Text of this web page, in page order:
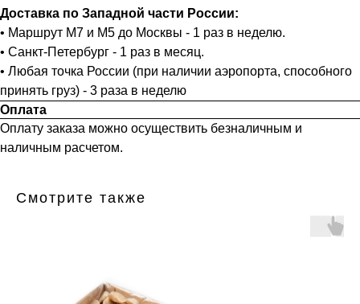
Доставка по Западной части России:
• Маршрут М7 и М5 до Москвы - 1 раз в неделю.
• Санкт-Петербург - 1 раз в месяц.
• Любая точка России (при наличии аэропорта, способного
принять груз) - 3 раза в неделю
Оплата
Оплату заказа можно осуществить безналичным и
наличным расчетом.
Смотрите также